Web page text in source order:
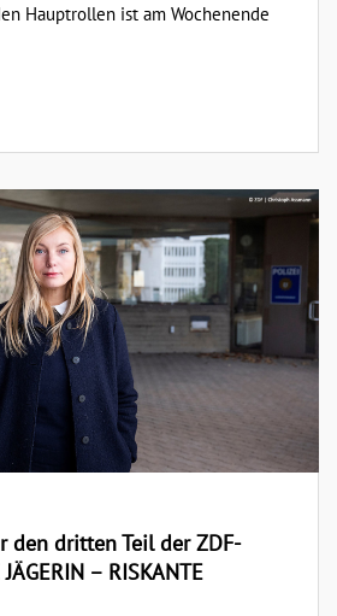
Hauptrollen ist am Wochenende
den dritten Teil der ZDF-
– RISKANTE